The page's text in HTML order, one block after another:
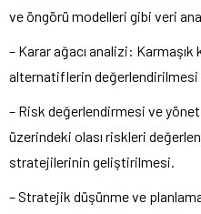
ve öngörü modelleri gibi veri
– Karar ağacı analizi: Karmaşık
alternatiflerin değerlendirilmesi
– Risk değerlendirmesi ve
üzerindeki olası riskleri
stratejilerinin geliştirilmesi.
– Stratejik düşünme ve